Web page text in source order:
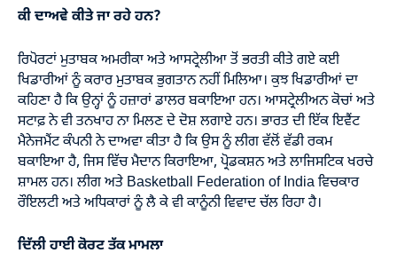
ਕੀ ਦਾਅਵੇ ਕੀਤੇ ਜਾ ਰਹੇ ਹਨ?
ਰਿਪੋਰਟਾਂ ਮੁਤਾਬਕ ਅਮਰੀਕਾ ਅਤੇ ਆਸਟ੍ਰੇਲੀਆ ਤੋਂ ਭਰਤੀ ਕੀਤੇ ਗਏ ਕਈ
ਖਿਡਾਰੀਆਂ ਨੂੰ ਕਰਾਰ ਮੁਤਾਬਕ ਭੁਗਤਾਨ ਨਹੀਂ ਮਿਲਿਆ। ਕੁਝ ਖਿਡਾਰੀਆਂ ਦਾ
ਕਹਿਣਾ ਹੈ ਕਿ ਉਨ੍ਹਾਂ ਨੂੰ ਹਜ਼ਾਰਾਂ ਡਾਲਰ ਬਕਾਇਆ ਹਨ। ਆਸਟ੍ਰੇਲੀਅਨ ਕੋਚਾਂ ਅਤੇ
ਸਟਾਫ਼ ਨੇ ਵੀ ਤਨਖਾਹ ਨਾ ਮਿਲਣ ਦੇ ਦੋਸ਼ ਲਗਾਏ ਹਨ। ਭਾਰਤ ਦੀ ਇੱਕ ਇਵੈਂਟ
ਮੈਨੇਜਮੈਂਟ ਕੰਪਨੀ ਨੇ ਦਾਅਵਾ ਕੀਤਾ ਹੈ ਕਿ ਉਸ ਨੂੰ ਲੀਗ ਵੱਲੋਂ ਵੱਡੀ ਰਕਮ
ਬਕਾਇਆ ਹੈ, ਜਿਸ ਵਿੱਚ ਮੈਦਾਨ ਕਿਰਾਇਆ, ਪ੍ਰੋਡਕਸ਼ਨ ਅਤੇ ਲਾਜਿਸਟਿਕ ਖਰਚੇ
ਸ਼ਾਮਲ ਹਨ। ਲੀਗ ਅਤੇ Basketball Federation of India ਵਿਚਕਾਰ
ਰੌਇਲਟੀ ਅਤੇ ਅਧਿਕਾਰਾਂ ਨੂੰ ਲੈ ਕੇ ਵੀ ਕਾਨੂੰਨੀ ਵਿਵਾਦ ਚੱਲ ਰਿਹਾ ਹੈ।
ਦਿੱਲੀ ਹਾਈ ਕੋਰਟ ਤੱਕ ਮਾਮਲਾ